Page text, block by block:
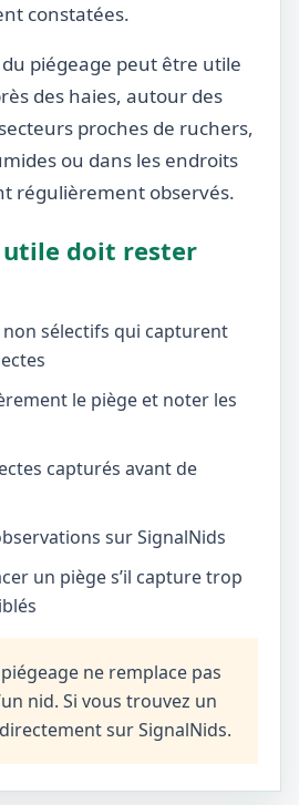
constatées.
piégeage peut être utile
des haies, autour des
proches de ruchers,
ou dans les endroits
régulièrement observés.
utile doit rester
non sélectifs qui capturent
le piège et noter les
capturés avant de
sur SignalNids
un piège s’il capture trop
ne remplace pas
nid. Si vous trouvez un
sur SignalNids.